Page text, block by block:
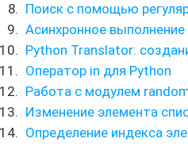
Поиск с помощью
Асинхронное
Python Translator:
Оператор in для Python
Работа с модулем
Изменение элемента
Определение индекса